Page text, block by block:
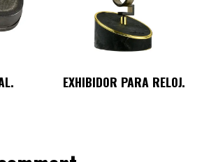
EXHIBIDOR PARA RELOJ.